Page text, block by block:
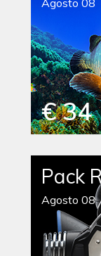
€ 34
Pack
Agosto 08